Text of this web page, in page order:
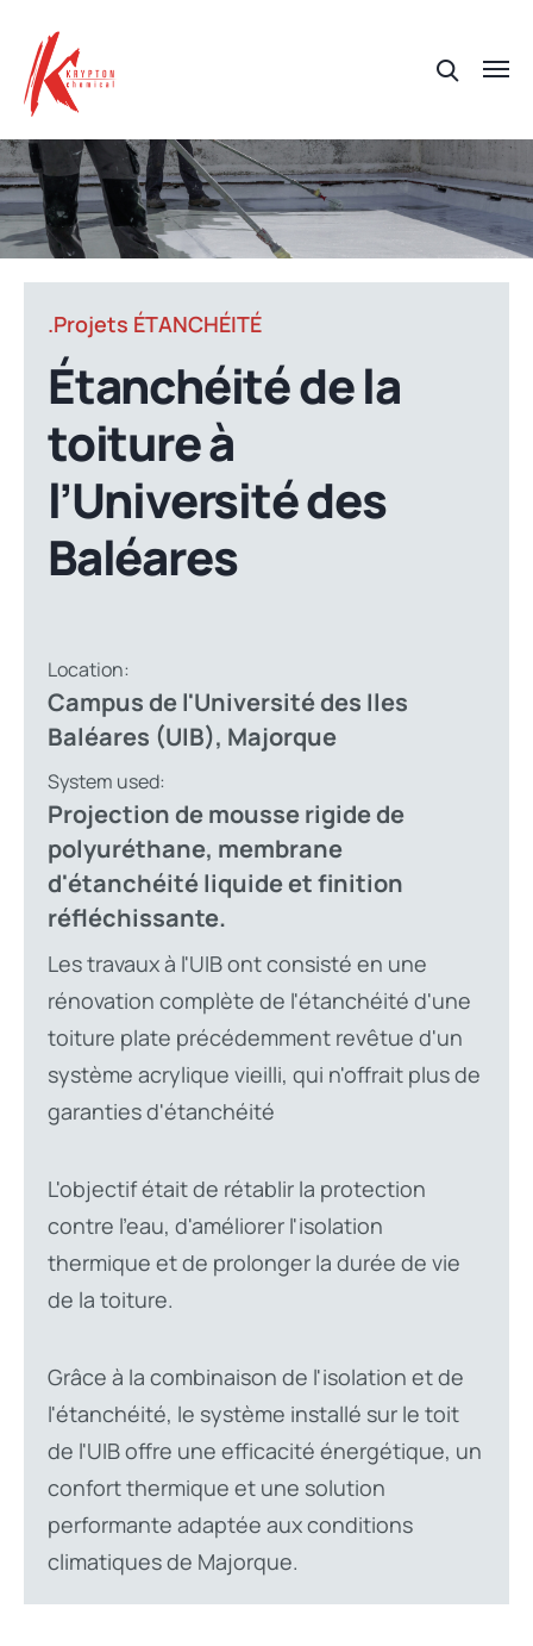
.Projets ÉTANCHÉITÉ
Étanchéité de la
toiture à
l’Université des
Baléares
Location:
Campus de l'Université des Iles
Baléares (UIB), Majorque
System used:
Projection de mousse rigide de
polyuréthane, membrane
d'étanchéité liquide et finition
réfléchissante.
Les travaux à l'UIB ont consisté en une
rénovation complète de l'étanchéité d'une
toiture plate précédemment revêtue d'un
système acrylique vieilli, qui n'offrait plus de
garanties d'étanchéité
L'objectif était de rétablir la protection
contre l'eau, d'améliorer l'isolation
thermique et de prolonger la durée de vie
de la toiture.
Grâce à la combinaison de l'isolation et de
l'étanchéité, le système installé sur le toit
de l'UIB offre une efficacité énergétique, un
confort thermique et une solution
performante adaptée aux conditions
climatiques de Majorque.